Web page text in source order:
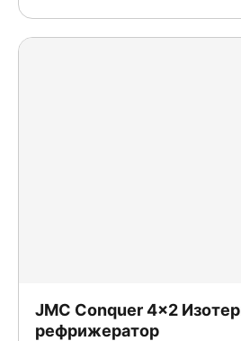
JMC Conquer 4x2
рефрижератор